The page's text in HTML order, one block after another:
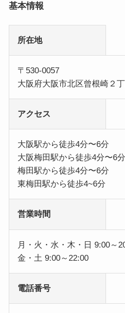
基本情報
所在地
〒530-0057
大阪府大阪市北区曾根崎２
アクセス
大阪駅から徒歩4分〜6分
大阪梅田駅から徒歩4分〜6分
梅田駅から徒歩4分〜6分
東梅田駅から徒歩4~6分
営業時間
月・火・水・木・日 9:00～
金・土 9:00～22:00
電話番号